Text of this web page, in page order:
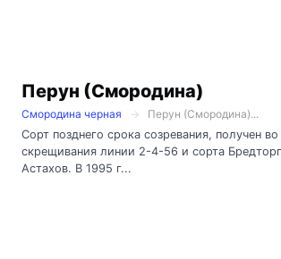
Перун (Смородина)
Смородина черная
Перун (Смородина)...
Сорт позднего срока созревания, получен
скрещивания линии 2-4-56 и сорта
Астахов. В 1995 г...